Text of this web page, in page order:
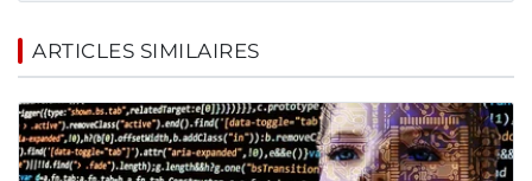
ARTICLES SIMILAIRES